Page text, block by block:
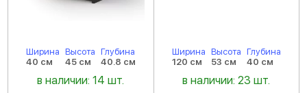
Ширина
40 см
Высота
45 см
Глубина
40.8 см
в наличии: 14 шт.
Ширина
120 см
Высота
53 см
Глубина
40 см
в наличии: 23 шт.